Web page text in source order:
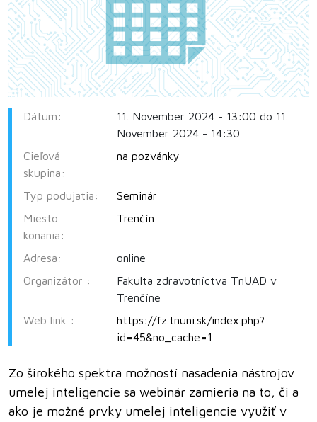
Dátum:
11. November 2024 - 13:00 do 11.
November 2024 - 14:30
Cieľová
skupina:
na pozvánky
Typ podujatia:
Seminár
Miesto
konania:
Trenčín
Adresa:
online
Organizátor :
Fakulta zdravotníctva TnUAD v
Trenčíne
Web link :
https://fz.tnuni.sk/index.php?
id=45&no_cache=1
Zo širokého spektra možností nasadenia nástrojov
umelej inteligencie sa webinár zamieria na to, či a
ako je možné prvky umelej inteligencie využiť v